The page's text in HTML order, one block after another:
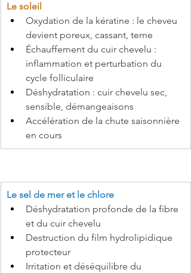
Le soleil
Oxydation de la kératine : le cheveu
devient poreux, cassant, terne
Échauffement du cuir chevelu :
inflammation et perturbation du
cycle folliculaire
Déshydratation : cuir chevelu sec,
sensible, démangeaisons
Accélération de la chute saisonnière
en cours
Le sel de mer et le chlore
Déshydratation profonde de la fibre
et du cuir chevelu
Destruction du film hydrolipidique
protecteur
Irritation et déséquilibre du